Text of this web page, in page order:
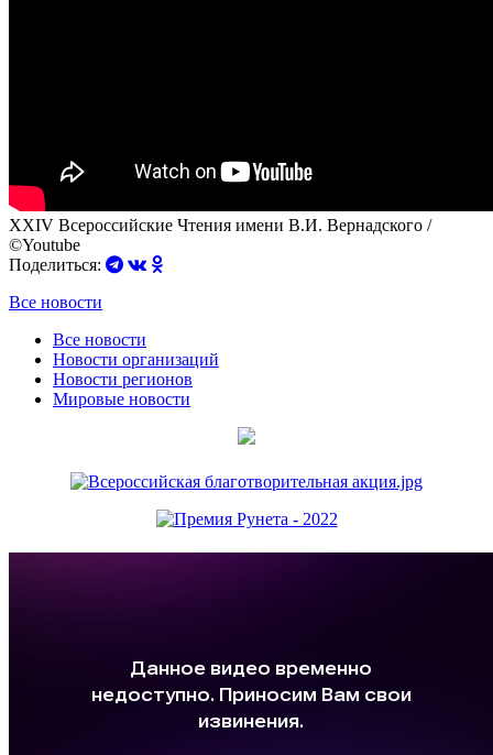
XXIV Всероссийские Чтения имени В.И. Вернадского /
©Youtube
Поделиться:
Все новости
Все новости
Новости организаций
Новости регионов
Мировые новости